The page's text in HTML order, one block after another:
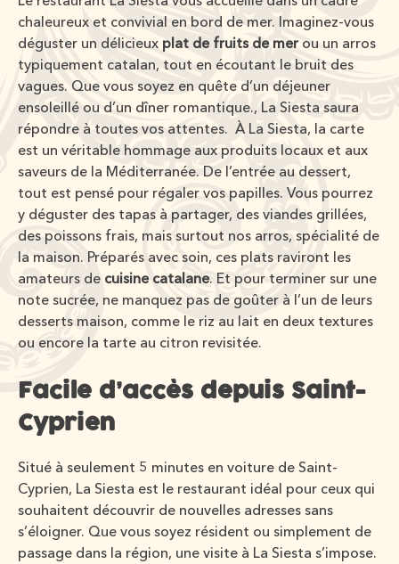
chaleureux et convivial en bord de mer. Imaginez-vous
déguster un délicieux plat de fruits de mer ou un arros
typiquement catalan, tout en écoutant le bruit des
vagues. Que vous soyez en quête d’un déjeuner
ensoleillé ou d’un dîner romantique., La Siesta saura
répondre à toutes vos attentes. À La Siesta, la carte
est un véritable hommage aux produits locaux et aux
saveurs de la Méditerranée. De l’entrée au dessert,
tout est pensé pour régaler vos papilles. Vous pourrez
y déguster des tapas à partager, des viandes grillées,
des poissons frais, mais surtout nos arros, spécialité de
la maison. Préparés avec soin, ces plats raviront les
amateurs de cuisine catalane. Et pour terminer sur une
note sucrée, ne manquez pas de goûter à l’un de leurs
desserts maison, comme le riz au lait en deux textures
ou encore la tarte au citron revisitée.
Facile d’accès depuis Saint-
Cyprien
Situé à seulement 5 minutes en voiture de Saint-
Cyprien, La Siesta est le restaurant idéal pour ceux qui
souhaitent découvrir de nouvelles adresses sans
s’éloigner. Que vous soyez résident ou simplement de
passage dans la région, une visite à La Siesta s’impose.